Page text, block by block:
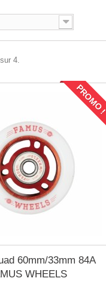
4.
60mm/33mm 84A
WHEELS